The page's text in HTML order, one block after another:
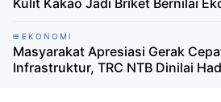
Kulit Kakao Jadi Briket Bernilai
EKONOMI
Masyarakat Apresiasi Gerak
Infrastruktur, TRC NTB Dinilai